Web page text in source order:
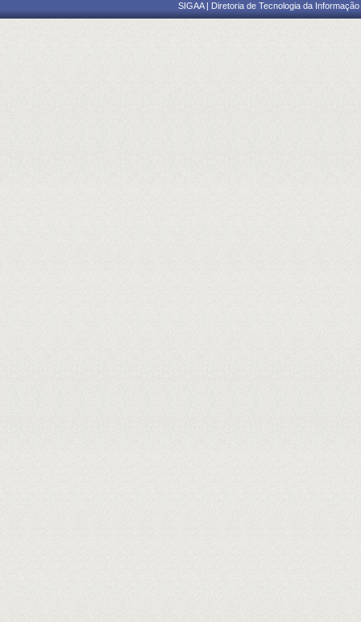
SIGAA | Diretoria de Tecnologia da